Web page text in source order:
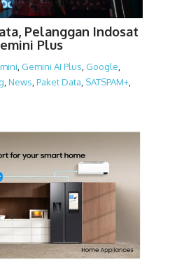
Pelanggan Indosat
Plus
, Gemini AI Plus, Google,
,News,Paket Data, SATSPAM+,